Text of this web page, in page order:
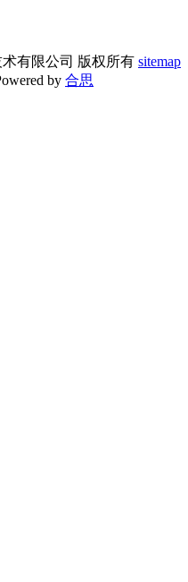
有限公司 版权所有 sitemap
by 合思